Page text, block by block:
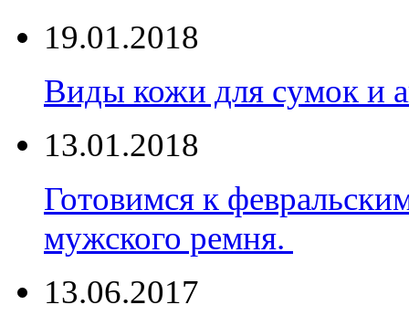
19.01.2018
Виды кожи для сумок и
13.01.2018
Готовимся к
мужского ремня.
13.06.2017